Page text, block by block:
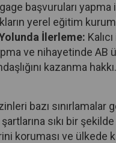
başvuruları yapma
yerel eğitim
İlerleme:
ve nihayetinde AB
kazanma hakkı.
bazı sınırlamalar
sıkı bir şekilde
koruması ve ülkede